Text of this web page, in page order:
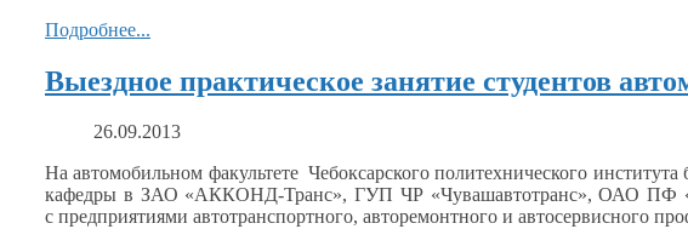
Подробнее...
Выездное практическое занятие студентов
26.09.2013
На автомобильном факультете Чебоксарского политехнического
кафедры в ЗАО «АККОНД-Транс», ГУП ЧР «Чувашавтотранс», ОАО ПФ
с предприятиями автотранспортного, авторемонтного и автосервисного